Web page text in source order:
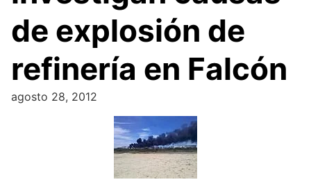
de explosión de
refinería en Falcón
agosto 28, 2012